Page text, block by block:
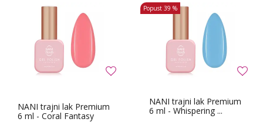
NANI trajni lak Premium
6 ml - Coral Fantasy
NANI trajni lak Premium
6 ml - Whispering ...
Popust 39 %